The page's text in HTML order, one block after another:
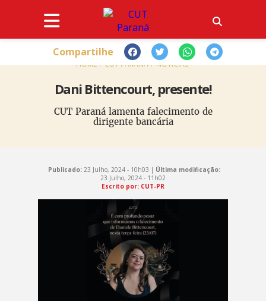
HOME CUT PARANÁ NOTÍCIAS
Dani Bittencourt, presente!
CUT Paraná lamenta falecimento de
dirigente bancária
Compartilhe
Publicado:23 Julho, 2024 - 10h03 | Última modificação:
23 Julho, 2024 - 11h02
Escrito por: CUT-PR